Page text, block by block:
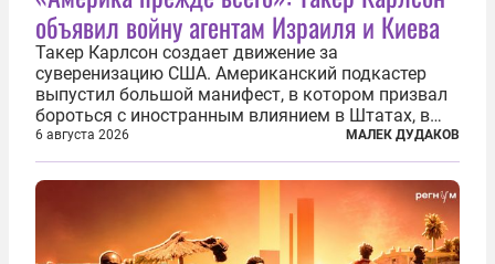
объявил войну агентам Израиля и Киева
Такер Карлсон создает движение за
суверенизацию США. Американский подкастер
выпустил большой манифест, в котором призвал
бороться с иностранным влиянием в Штатах, в
первую очередь имея в виду Израиль. А также
прекратить заморские войны, выплатить
репарации Ирану, остановить прием мигрантов...
6 августа 2026 МАЛЕК ДУДАКОВ